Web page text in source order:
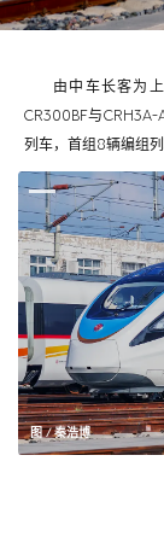
由中车长客为
CR300BF与
列车，首组8辆编组
图 / 秦浩博